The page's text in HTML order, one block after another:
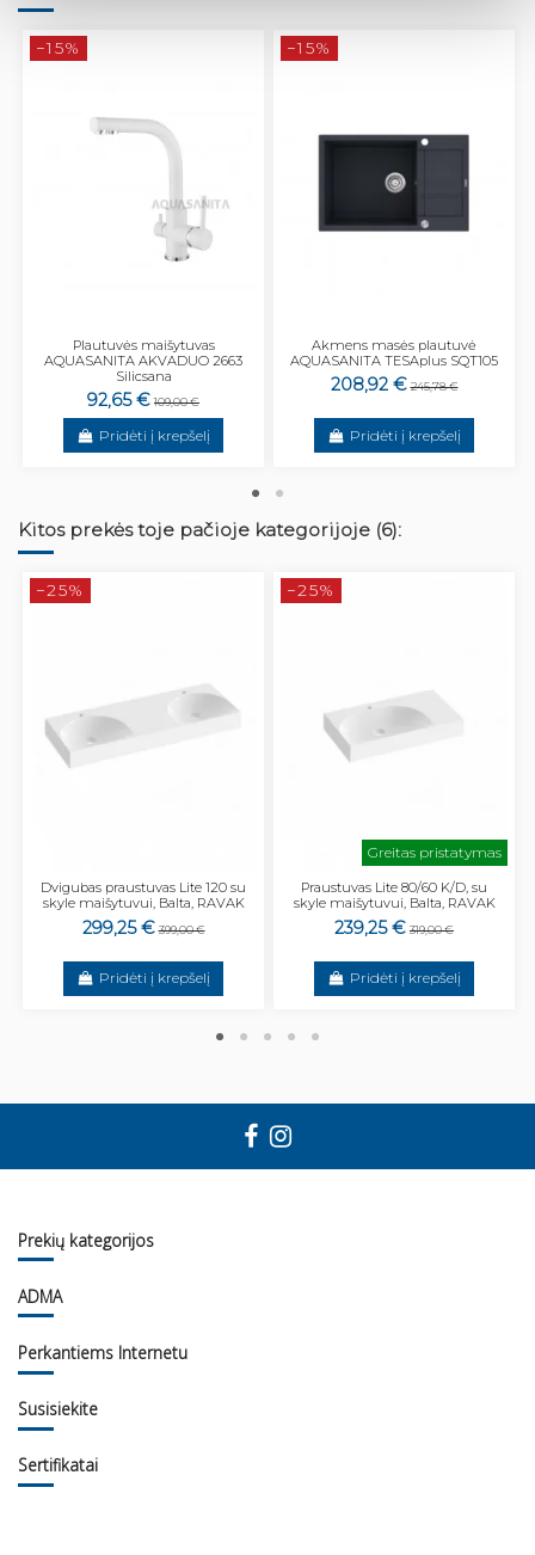
−15%
Plautuvės maišytuvas
AQUASANITA AKVADUO 2663
Silicsana
92,65 € 109,00 €
Pridėti į krepšelį
−15%
Akmens masės plautuvė
AQUASANITA TESAplus SQT105
208,92 € 245,78 €
Pridėti į krepšelį
Kitos prekės toje pačioje kategorijoje (6):
−25%
Dvigubas praustuvas Lite 120 su
skyle maišytuvui, Balta, RAVAK
299,25 € 399,00 €
Pridėti į krepšelį
−25%
Greitas pristatymas
Praustuvas Lite 80/60 K/D, su
skyle maišytuvui, Balta, RAVAK
239,25 € 319,00 €
Pridėti į krepšelį
Prekių kategorijos
ADMA
Perkantiems Internetu
Susisiekite
Sertifikatai